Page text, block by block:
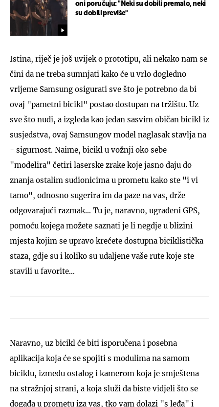
oni poručuju: "Neki su dobili premalo, neki
su dobili previše"
Istina, riječ je još uvijek o prototipu, ali nekako nam se
čini da ne treba sumnjati kako će u vrlo dogledno
vrijeme Samsung osigurati sve što je potrebno da bi
ovaj "pametni bicikl" postao dostupan na tržištu. Uz
sve što nudi, a izgleda kao jedan sasvim običan bicikl iz
susjedstva, ovaj Samsungov model naglasak stavlja na
- sigurnost. Naime, bicikl u vožnji oko sebe
"modelira" četiri laserske zrake koje jasno daju do
znanja ostalim sudionicima u prometu kako ste "i vi
tamo", odnosno sugerira im da paze na vas, drže
odgovarajući razmak... Tu je, naravno, ugrađeni GPS,
pomoću kojega možete saznati je li negdje u blizini
mjesta kojim se upravo krećete dostupna biciklistička
staza, gdje su i koliko su udaljene vaše rute koje ste
stavili u favorite...
Naravno, uz bicikl će biti isporučena i posebna
aplikacija koja će se spojiti s modulima na samom
biciklu, između ostalog i kamerom koja je smještena
na stražnjoj strani, a koja služi da biste vidjeli što se
događa u prometu iza vas, tko vam dolazi "s leđa" i